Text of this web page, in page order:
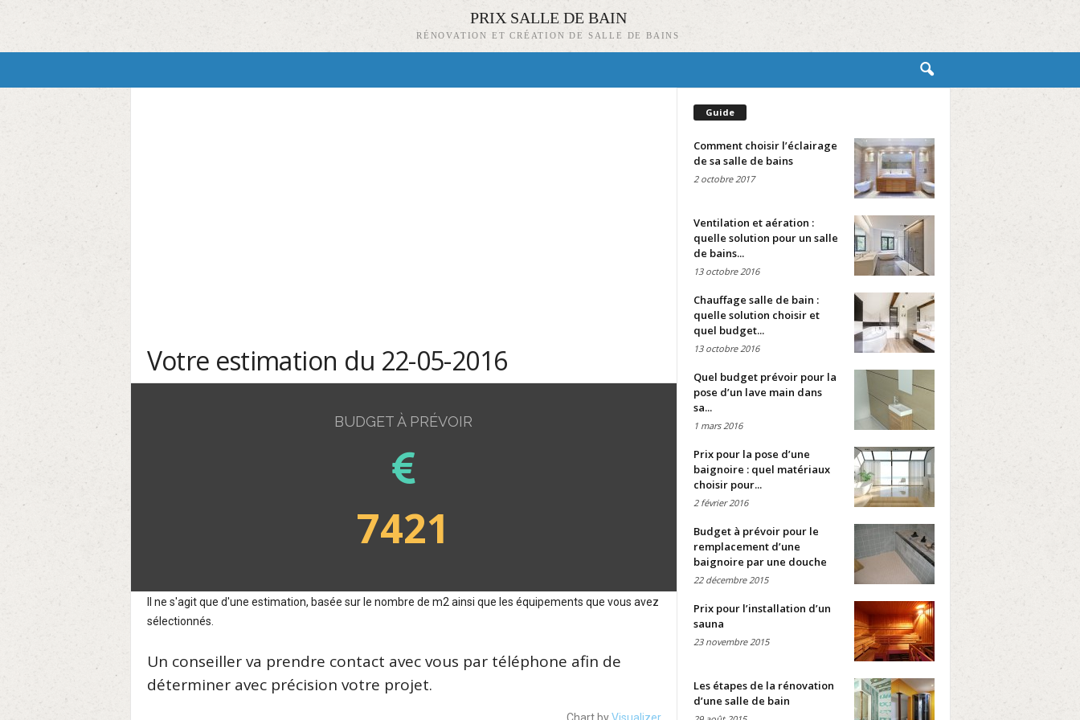
PRIX SALLE DE BAIN
RÉNOVATION ET CRÉATION DE SALLE DE BAINS
Votre estimation du 22-05-2016
BUDGET À PRÉVOIR
7421
Il ne s'agit que d'une estimation, basée sur le nombre de m2 ainsi que les équipements que vous avez
sélectionnés.
Un conseiller va prendre contact avec vous par téléphone afin de
déterminer avec précision votre projet.
Chart byVisualizer
Guide
Comment choisir l’éclairage
de sa salle de bains
2 octobre 2017
Ventilation et aération :
quelle solution pour un salle
de bains...
13 octobre 2016
Chauffage salle de bain :
quelle solution choisir et
quel budget...
13 octobre 2016
Quel budget prévoir pour la
pose d’un lave main dans
sa...
1 mars 2016
Prix pour la pose d’une
baignoire : quel matériaux
choisir pour...
2 février 2016
Budget à prévoir pour le
remplacement d’une
baignoire par une douche
22 décembre 2015
Prix pour l’installation d’un
sauna
23 novembre 2015
Les étapes de la rénovation
d’une salle de bain